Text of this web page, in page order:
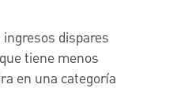
dispares
tiene menos
en una categoría